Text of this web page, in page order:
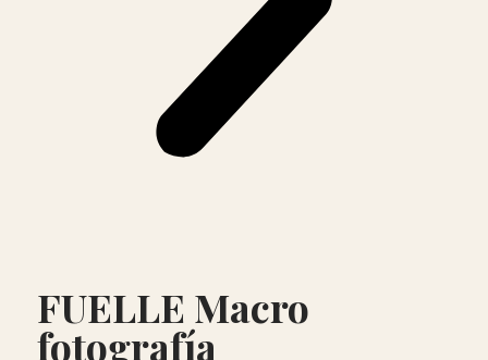
FUELLE Macro
fotografía